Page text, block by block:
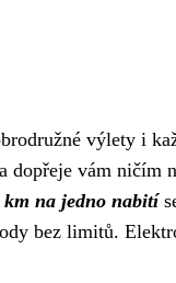
výlety i
a dopřeje vám ničím
km na jedno nabití
bez limitů.